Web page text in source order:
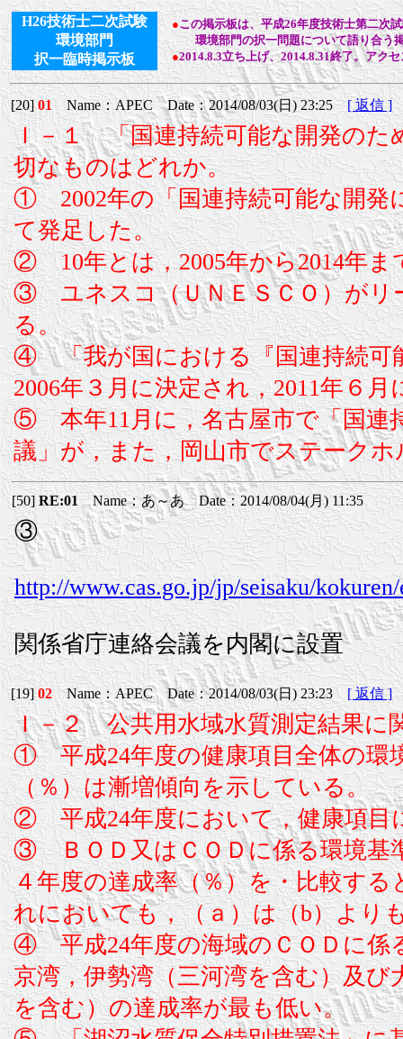
H26技術士二次試験
環境部門
択一臨時掲示板
●この掲示板は、平成26年度技術士第二次
環境部門の択一問題について語り合う掲
●2014.8.3立ち上げ、2014.8.31終了。アク
[20]01Name：APEC Date：2014/08/03(日) 23:25[ 返信 ]
Ｉ－１ 「国連持続可能な開発のた
切なものはどれか。
① 2002年の「国連持続可能な開発
て発足した。
② 10年とは，2005年から2014年ま
③ ユネスコ（ＵＮＥＳＣＯ）がリ
る。
④ 「我が国における『国連持続可
2006年３月に決定され，2011年６
⑤ 本年11月に，名古屋市で「国連
議」が，また，岡山市でステーク
[50]RE:01 Name：あ～あ Date：2014/08/04(月) 11:35
③
http://www.cas.go.jp/jp/seisaku/
関係省庁連絡会議を内閣に設置
[19]02Name：APEC Date：2014/08/03(日) 23:23 [ 返信 ]
Ｉ－２ 公共用水域水質測定結果に
① 平成24年度の健康項目全体の環
（％）は漸増傾向を示している。
② 平成24年度において，健康項目
③ ＢＯＤ又はＣＯＤに係る環境基
４年度の達成率（％）を・比較す
れにおいても，（ａ）は（b）より
④ 平成24年度の海域のＣＯＤに係
京湾，伊勢湾（三河湾を含む）及
を含む）の達成率が最も低い。